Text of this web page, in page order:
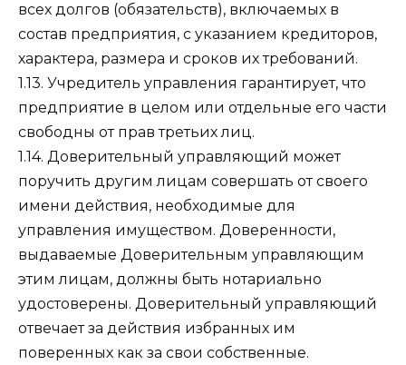
всех долгов (обязательств), включаемых в
состав предприятия, с указанием кредиторов,
характера, размера и сроков их требований.
1.13. Учредитель управления гарантирует, что
предприятие в целом или отдельные его части
свободны от прав третьих лиц.
1.14. Доверительный управляющий может
поручить другим лицам совершать от своего
имени действия, необходимые для
управления имуществом. Доверенности,
выдаваемые Доверительным управляющим
этим лицам, должны быть нотариально
удостоверены. Доверительный управляющий
отвечает за действия избранных им
поверенных как за свои собственные.